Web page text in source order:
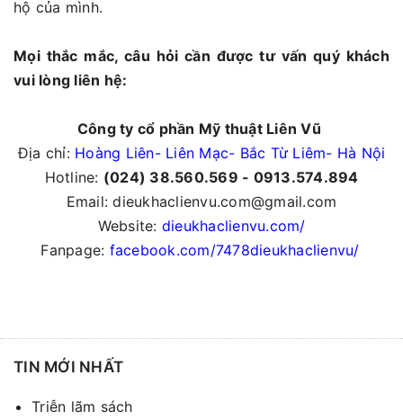
hộ của mình.
Mọi thắc mắc, câu hỏi cần được tư vấn quý khách
vui lòng liên hệ:
Công ty cổ phần Mỹ thuật Liên Vũ
Địa chỉ: Hoàng Liên- Liên Mạc- Bắc Từ Liêm- Hà Nội
Hotline: (024) 38.560.569 - 0913.574.894
Email: dieukhaclienvu.com@gmail.com
Website: dieukhaclienvu.com/
Fanpage: facebook.com/7478dieukhaclienvu/
TIN MỚI NHẤT
Triễn lãm sách